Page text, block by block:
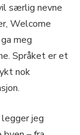
særlig nevne
Welcome
meg
Språket er et
nok
legger jeg